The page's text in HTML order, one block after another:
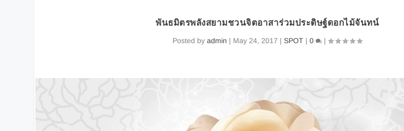
พันธมิตรพลังสยามชวนจิตอาสาร่วมประดิษฐ์ดอกไม้จันทน์
Posted byadmin | May 24, 2017 | SPOT |0 |